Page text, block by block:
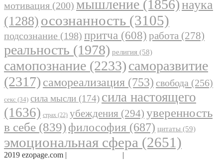
мотивация (200) мышление (1856)наука
(1288) осознанность (3105)
подсознание (198) притча (608) работа (278)
реальность (1978) религия (58)
самопознание (2233)саморазвитие
(2317) самореализация (753) свобода (256)
секс (34) сила мысли (174) сила настоящего
(1636) страх (22) убеждения (294) уверенность
в себе (839) философия (687) цитаты (59)
эмоциональная сфера (2651)
2019 ezopage.com | |